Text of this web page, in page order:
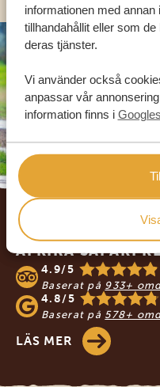
informationen med
tillhandahållit eller som
deras tjänster.
Vi använder också
anpassar vår
information finns i
Footer
VÅRA KUNDER
AFRIKA SAFARI
4.9/5
Baserat på 933+
4.8/5
Baserat på 578+
LÄS MER